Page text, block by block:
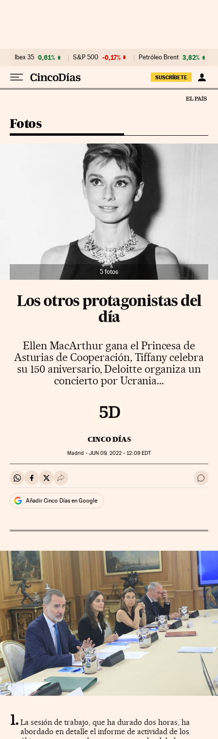
Ibex 35 0,61% S&P 500 -0,17% Petróleo Brent 3,82%
SUSCRÍBETE
Fotos
5 fotos
Los otros protagonistas del
día
Ellen MacArthur gana el Princesa de
Asturias de Cooperación, Tiffany celebra
su 150 aniversario, Deloitte organiza un
concierto por Ucrania...
CINCO DÍAS
Madrid - JUN 09, 2022 - 12:09EDT
Compartir en Whatsapp
Compartir en Facebook
Compartir en Twitter
Desplegar Redes Sociales Ir a
Añadir Cinco Días en Google
La sesión de trabajo, que ha durado dos horas, ha
abordado en detalle el informe de actividad de los